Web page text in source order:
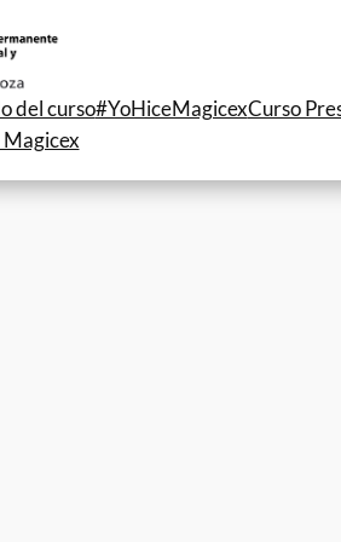
del curso#YoHiceMagicexCurso